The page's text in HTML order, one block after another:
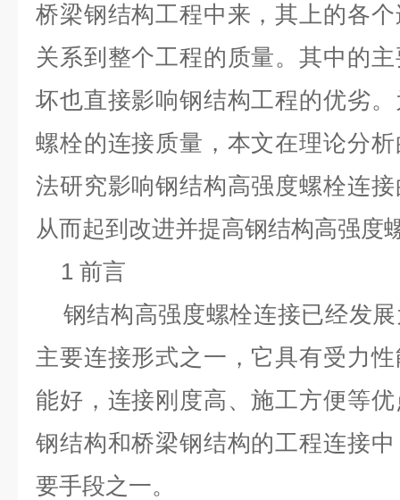
桥梁钢结构工程中来，其上的各
关系到整个工程的质量。其中的
坏也直接影响钢结构工程的优劣
螺栓的连接质量，本文在理论分
法研究影响钢结构高强度螺栓连
从而起到改进并提高钢结构高强度
1 前言
钢结构高强度螺栓连接已经发
主要连接形式之一，它具有受力
能好，连接刚度高、施工方便等
钢结构和桥梁钢结构的工程连接
要手段之一。